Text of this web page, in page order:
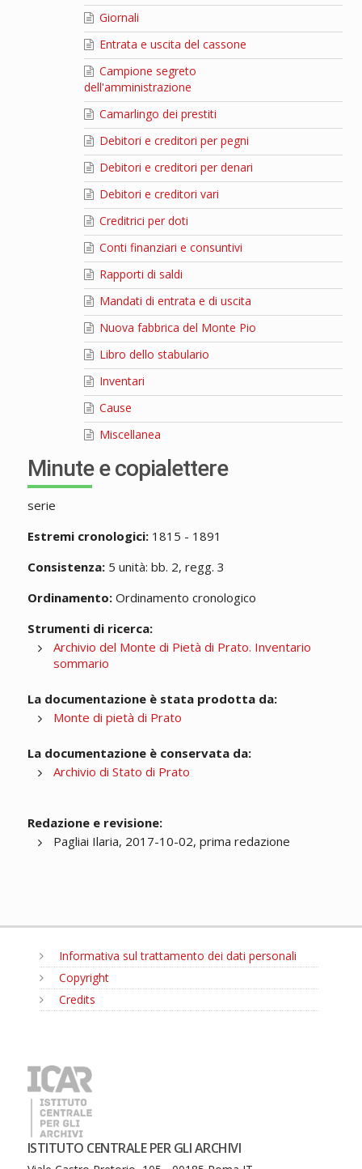
Giornali
Entrata e uscita del cassone
Campione segreto
dell'amministrazione
Camarlingo dei prestiti
Debitori e creditori per pegni
Debitori e creditori per denari
Debitori e creditori vari
Creditrici per doti
Conti finanziari e consuntivi
Rapporti di saldi
Mandati di entrata e di uscita
Nuova fabbrica del Monte Pio
Libro dello stabulario
Inventari
Cause
Miscellanea
Minute e copialettere
serie
Estremi cronologici:1815 - 1891
Consistenza:5 unità: bb. 2, regg. 3
Ordinamento:Ordinamento cronologico
Strumenti di ricerca:
Archivio del Monte di Pietà di Prato. Inventario
sommario
La documentazione è stata prodotta da:
Monte di pietà di Prato
La documentazione è conservata da:
Archivio di Stato di Prato
Redazione e revisione:
Pagliai Ilaria, 2017-10-02, prima redazione
Informativa sul trattamento dei dati personali
Copyright
Credits
ISTITUTO CENTRALE PER GLI ARCHIVI